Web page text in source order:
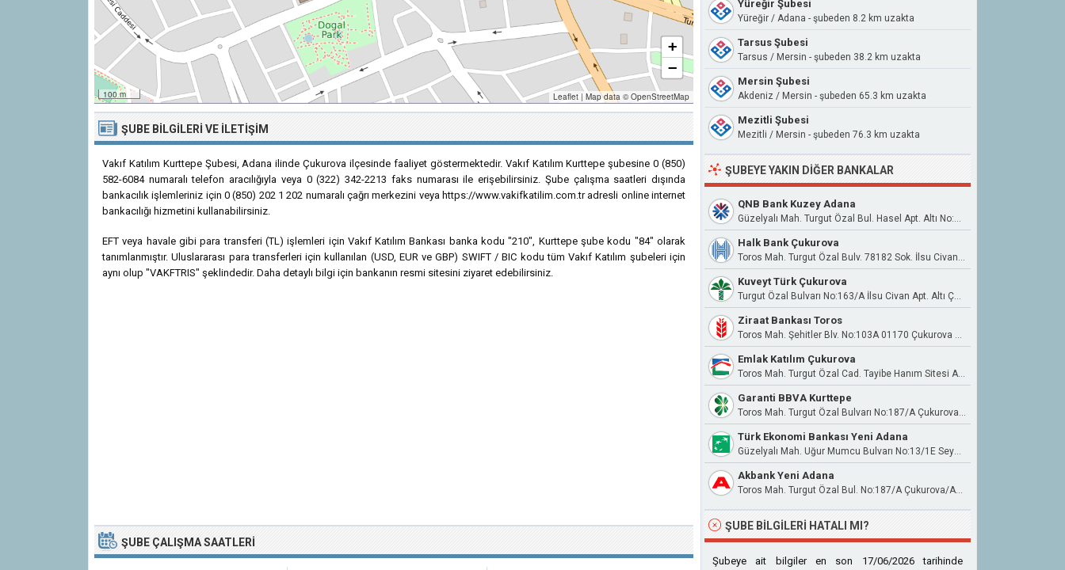
100 m
+
−
Leaflet | Map data © OpenStreetMap
ŞUBE BILGILERI VE İLETIŞIM
Vakıf Katılım Kurttepe Şubesi, Adana ilinde Çukurova ilçesinde faaliyet göstermektedir. Vakıf Katılım Kurttepe şubesine 0 (850)
582-6084 numaralı telefon aracılığıyla veya 0 (322) 342-2213 faks numarası ile erişebilirsiniz. Şube çalışma saatleri dışında
bankacılık işlemleriniz için 0 (850) 202 1 202 numaralı çağrı merkezini veya https://www.vakifkatilim.com.tr adresli online internet
bankacılığı hizmetini kullanabilirsiniz.
EFT veya havale gibi para transferi (TL) işlemleri için Vakıf Katılım Bankası banka kodu "210", Kurttepe şube kodu "84" olarak
tanımlanmıştır. Uluslararası para transferleri için kullanılan (USD, EUR ve GBP) SWIFT / BIC kodu tüm Vakıf Katılım şubeleri için
aynı olup "VAKFTRIS" şeklindedir. Daha detaylı bilgi için bankanın resmi sitesini ziyaret edebilirsiniz.
ŞUBE ÇALIŞMA SAATLERI
Yüreğir Şubesi
Yüreğir / Adana - şubeden 8.2 km uzakta
Tarsus Şubesi
Tarsus / Mersin - şubeden 38.2 km uzakta
Mersin Şubesi
Akdeniz / Mersin - şubeden 65.3 km uzakta
Mezitli Şubesi
Mezitli / Mersin - şubeden 76.3 km uzakta
ŞUBEYE YAKIN DIĞER BANKALAR
QNB Bank Kuzey Adana
Güzelyalı Mah. Turgut Özal Bul. Hasel Apt. Altı No:122/A
Halk Bank Çukurova
Toros Mah. Turgut Özal Bulv. 78182 Sok. İlsu Civan Apt. No:2 01000 Çukurova
Kuveyt Türk Çukurova
Turgut Özal Bulvarı No:163/A İlsu Civan Apt. Altı Çukurova/Adana
Ziraat Bankası Toros
Toros Mah. Şehitler Blv. No:103A 01170 Çukurova Adana
Emlak Katılım Çukurova
Toros Mah. Turgut Özal Cad. Tayibe Hanım Sitesi A Blok 187/A
Garanti BBVA Kurttepe
Toros Mah. Turgut Özal Bulvarı No:187/A Çukurova / Adana
Türk Ekonomi Bankası Yeni Adana
Güzelyalı Mah. Uğur Mumcu Bulvarı No:13/1E Seyhan/Adana
Akbank Yeni Adana
Toros Mah. Turgut Özal Bul. No:187/A Çukurova/Adana
ŞUBE BILGILERI HATALI MI?
Şubeye ait bilgiler en son 17/06/2026 tarihinde